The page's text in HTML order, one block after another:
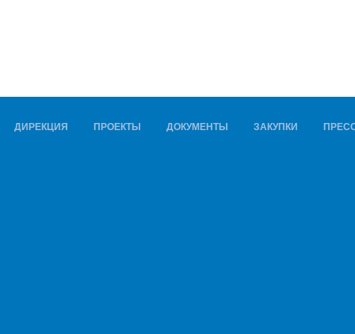
ДИРЕКЦИЯ ПРОЕКТЫ ДОКУМЕНТЫ ЗАКУПКИ